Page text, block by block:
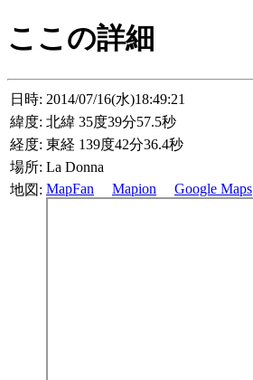
ここの詳細
日時: 2014/07/16(水)18:49:21
緯度: 北緯 35度39分57.5秒
経度: 東経 139度42分36.4秒
場所: La Donna
地図: MapFan Mapion Google Maps